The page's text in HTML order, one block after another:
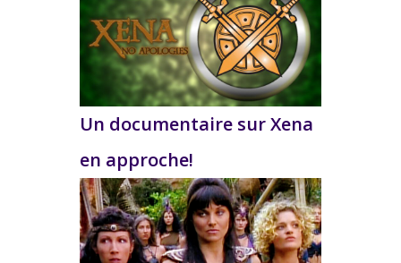
Un documentaire sur Xena
en approche!